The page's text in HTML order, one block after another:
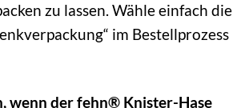
zu lassen. Wähle einfach die
im Bestellprozess
wenn der fehn® Knister-Hase